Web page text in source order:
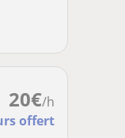
20€/h
offert